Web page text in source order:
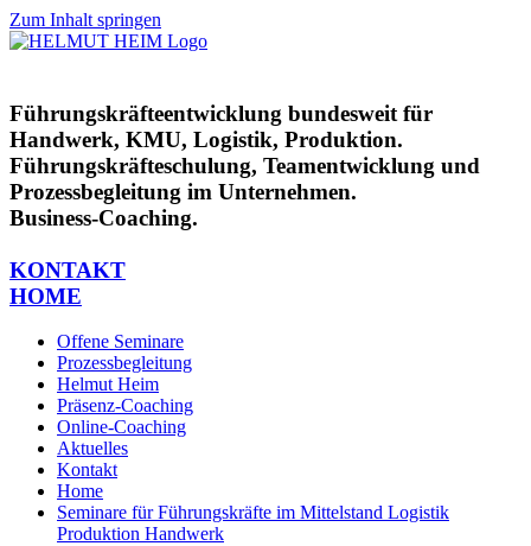
Zum Inhalt springen
Führungskräfteentwicklung bundesweit für
Handwerk, KMU, Logistik, Produktion.
Führungskräfteschulung, Teamentwicklung und
Prozessbegleitung im Unternehmen.
Business-Coaching.
KONTAKT
HOME
Offene Seminare
Prozessbegleitung
Helmut Heim
Präsenz-Coaching
Online-Coaching
Aktuelles
Kontakt
Home
Seminare für Führungskräfte im Mittelstand Logistik
Produktion Handwerk